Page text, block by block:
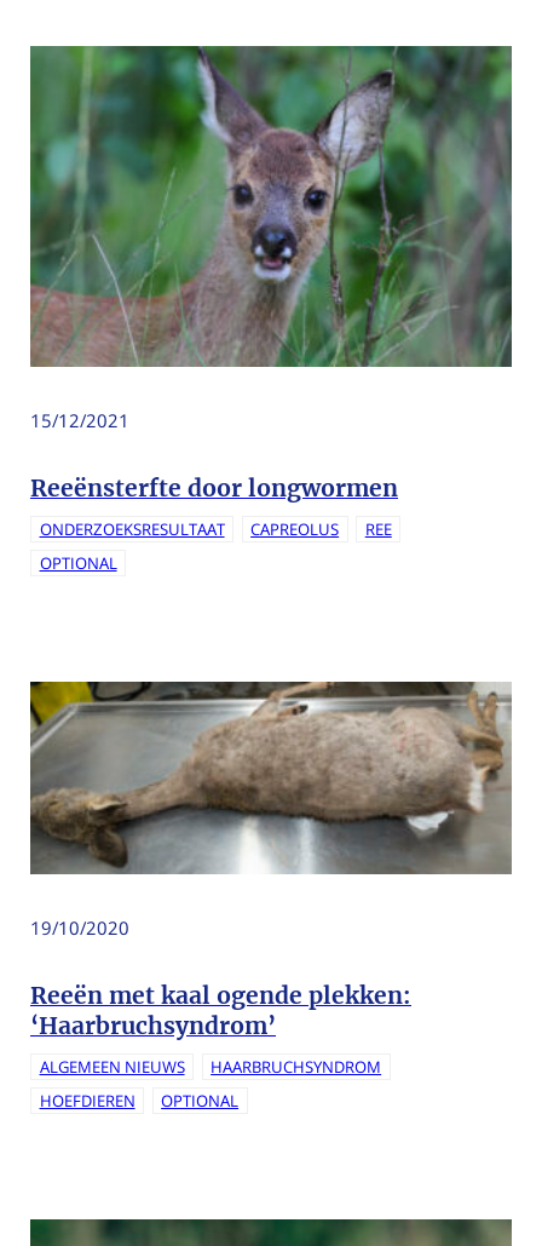
15/12/2021
Reeënsterfte door longwormen
ONDERZOEKSRESULTAAT CAPREOLUS
REE
OPTIONAL
19/10/2020
Reeën met kaal ogende plekken:
‘Haarbruchsyndrom’
ALGEMEEN NIEUWS
HAARBRUCHSYNDROM
HOEFDIEREN
OPTIONAL